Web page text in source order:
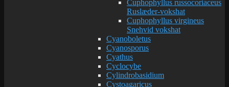
Cuphophyllus russocoriaceus
Ruslæder-vokshat
Cuphophyllus virgineus
Snehvid vokshat
Cyanoboletus
Cyanosporus
Cyathus
Cyclocybe
Cylindrobasidium
Cystoagaricus